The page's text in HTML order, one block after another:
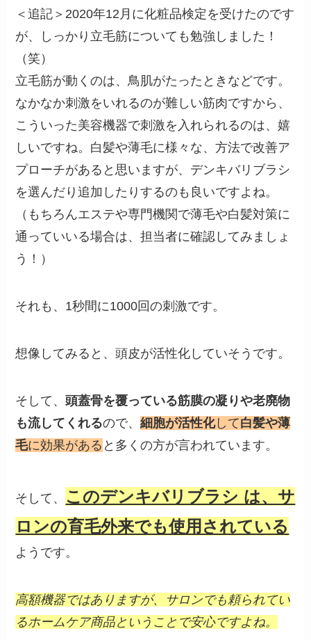
＜追記＞2020年12月に化粧品検定を受けたのです
が、しっかり立毛筋についても勉強しました！
（笑）
立毛筋が動くのは、鳥肌がたったときなどです。
なかなか刺激をいれるのが難しい筋肉ですから、
こういった美容機器で刺激を入れられるのは、嬉
しいですね。白髪や薄毛に様々な、方法で改善ア
プローチがあると思いますが、デンキバリブラシ
を選んだり追加したりするのも良いですよね。
（もちろんエステや専門機関で薄毛や白髪対策に
通っていいる場合は、担当者に確認してみましょ
う！）
それも、1秒間に1000回の刺激です。
想像してみると、頭皮が活性化していそうです。
そして、頭蓋骨を覆っている筋膜の凝りや老廃物
も流してくれるので、細胞が活性化して白髪や薄
毛に効果がある と多くの方が言われています。
そして、 このデンキバリブラシ は、サ
ロンの育毛外来でも使用されている
ようです。
高額機器ではありますが、サロンでも頼られてい
るホームケア商品ということで安心ですよね。